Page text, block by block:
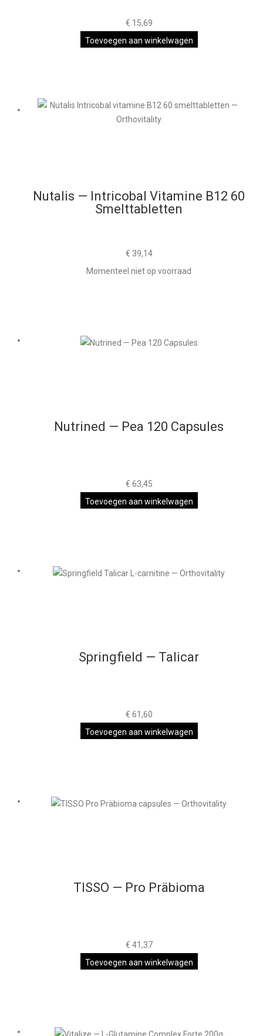
€ 15,69
Toevoegen aan winkelwagen
Nutalis — Intricobal Vitamine B12 60
Smelttabletten
€ 39,14
Momenteel niet op voorraad
Nutrined — Pea 120 Capsules
€ 63,45
Toevoegen aan winkelwagen
Springfield — Talicar
€ 61,60
Toevoegen aan winkelwagen
TISSO — Pro Präbioma
€ 41,37
Toevoegen aan winkelwagen